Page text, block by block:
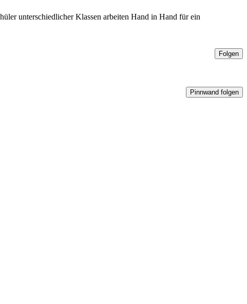
unterschiedlicher Klassen arbeiten Hand in Hand für ein
Folgen
Pinnwand folgen